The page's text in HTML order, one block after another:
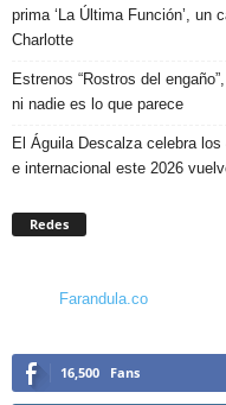
prima ‘La Última Función’, un
Charlotte
Estrenos “Rostros del
ni nadie es lo que parece
El Águila Descalza celebra los
e internacional este 2026
Redes
Farandula.co
16,500 Fans